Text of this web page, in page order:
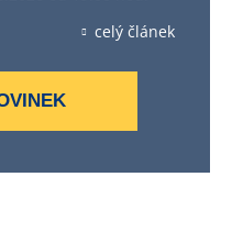
celý článek